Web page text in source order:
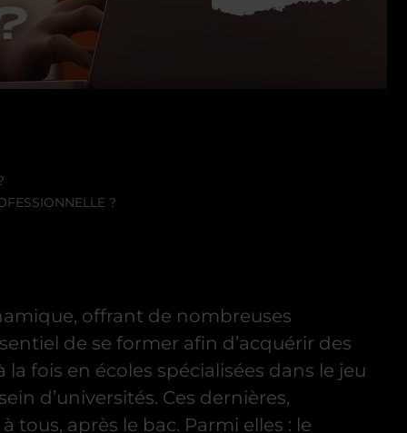
?
offrant de nombreuses
de se former afin d’acquérir des
fois en écoles spécialisées dans le jeu
d’universités. Ces dernières,
après le bac. Parmi elles : le